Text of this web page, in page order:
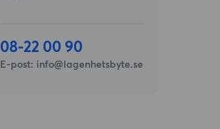
08-22 00 90
E-post: info@lagenhetsbyte.se